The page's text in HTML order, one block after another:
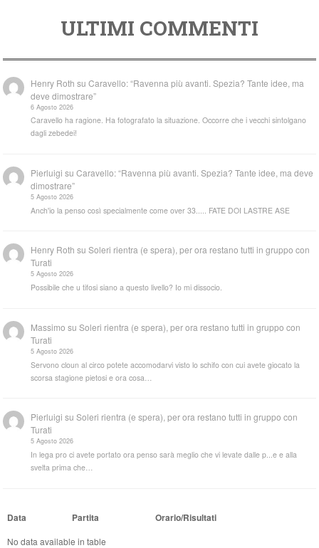
ULTIMI COMMENTI
Henry Roth suCaravello: “Ravenna più avanti. Spezia? Tante idee, ma
deve dimostrare”
6 Agosto 2026
Caravello ha ragione. Ha fotografato la situazione. Occorre che i vecchi sintolgano
dagli zebedei!
Pierluigi suCaravello: “Ravenna più avanti. Spezia? Tante idee, ma deve
dimostrare”
5 Agosto 2026
Anch'io la penso così specialmente come over 33..... FATE DOI LASTRE ASE
Henry Roth suSoleri rientra (e spera), per ora restano tutti in gruppo con
Turati
5 Agosto 2026
Possibile che u tifosi siano a questo livello? Io mi dissocio.
Massimo suSoleri rientra (e spera), per ora restano tutti in gruppo con
Turati
5 Agosto 2026
Servono cloun al circo potete accomodarvi visto lo schifo con cui avete giocato la
scorsa stagione pietosi e ora cosa…
Pierluigi suSoleri rientra (e spera), per ora restano tutti in gruppo con
Turati
5 Agosto 2026
In lega pro ci avete portato ora penso sarà meglio che vi levate dalle p...e e alla
svelta prima che…
Data Partita Orario/Risultati
No data available in table